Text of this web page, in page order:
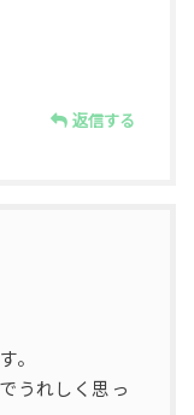
返信する
。
うれしく思っ